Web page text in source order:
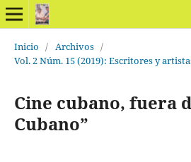
Inicio / Archivos /
Vol. 2 Núm. 15 (2019): Escritores y
Cine cubano, fuera
Cubano”